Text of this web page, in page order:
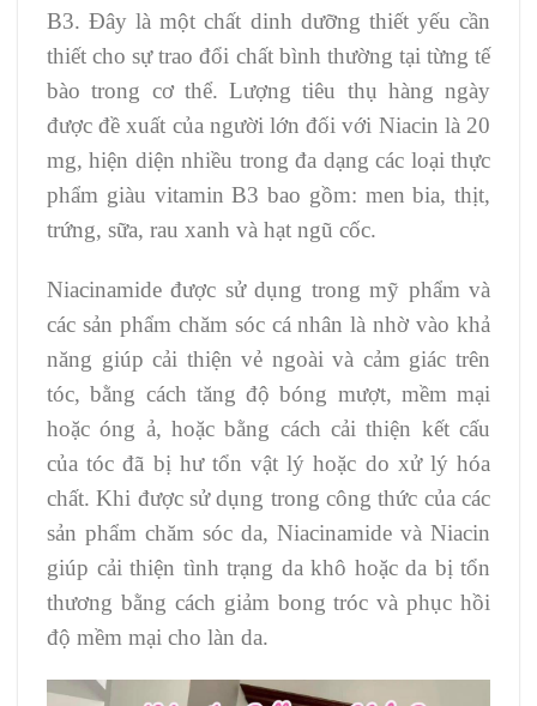
B3. Đây là một chất dinh dưỡng thiết yếu cần
thiết cho sự trao đổi chất bình thường tại từng tế
bào trong cơ thể. Lượng tiêu thụ hàng ngày
được đề xuất của người lớn đối với Niacin là 20
mg, hiện diện nhiều trong đa dạng các loại thực
phẩm giàu vitamin B3 bao gồm: men bia, thịt,
trứng, sữa, rau xanh và hạt ngũ cốc.
Niacinamide được sử dụng trong mỹ phẩm và
các sản phẩm chăm sóc cá nhân là nhờ vào khả
năng giúp cải thiện vẻ ngoài và cảm giác trên
tóc, bằng cách tăng độ bóng mượt, mềm mại
hoặc óng ả, hoặc bằng cách cải thiện kết cấu
của tóc đã bị hư tổn vật lý hoặc do xử lý hóa
chất. Khi được sử dụng trong công thức của các
sản phẩm chăm sóc da, Niacinamide và Niacin
giúp cải thiện tình trạng da khô hoặc da bị tổn
thương bằng cách giảm bong tróc và phục hồi
độ mềm mại cho làn da.